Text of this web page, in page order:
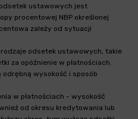
ustawowych jest
procentowej NBP określonej
zależy od sytuacji
odsetek ustawowych, takie
za opóźnienie w płatnościach.
wysokość i sposób
w płatnościach - wysokość
od okresu kredytowania lub